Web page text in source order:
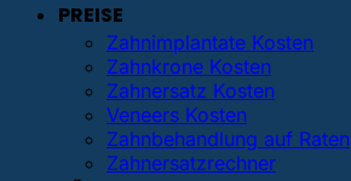
PREISE
Zahnimplantate Kosten
Zahnkrone Kosten
Zahnersatz Kosten
Veneers Kosten
Zahnbehandlung auf Raten
Zahnersatzrechner